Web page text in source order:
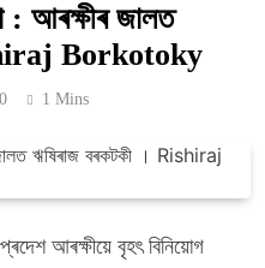
: আৰক্ষীৰ জালত
Borkotoky
0 1 Mins
আৰক্ষীয়ে বৃহৎ বিনিয়োগ